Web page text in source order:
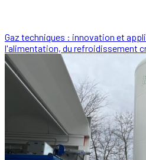
Gaz techniques : innovation et
l'alimentation, du refroidissement